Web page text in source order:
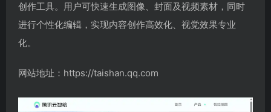
创作工具。用户可快速生成图像、封面及视频素材，同时
进行个性化编辑，实现内容创作高效化、视觉效果专业
化。
网站地址：https://taishan.qq.com